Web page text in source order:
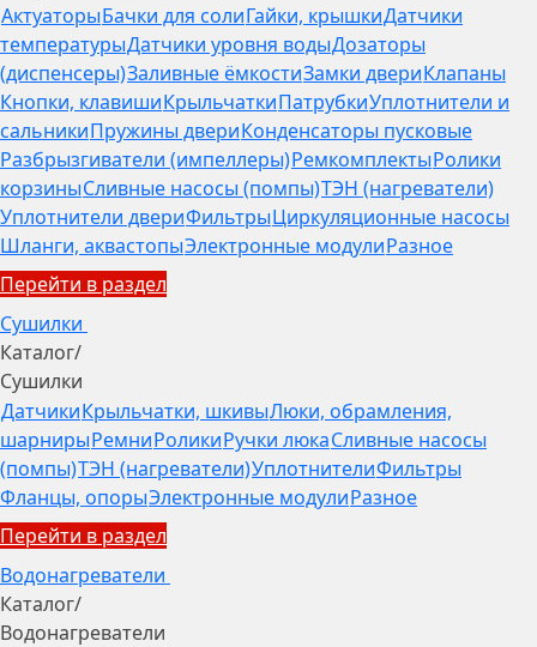
АктуаторыБачки для солиГайки, крышкиДатчики
температурыДатчики уровня водыДозаторы
(диспенсеры)Заливные ёмкостиЗамки двериКлапаны
Кнопки, клавишиКрыльчаткиПатрубкиУплотнители и
сальникиПружины двериКонденсаторы пусковые
Разбрызгиватели (импеллеры)РемкомплектыРолики
корзиныСливные насосы (помпы)ТЭН (нагреватели)
Уплотнители двериФильтрыЦиркуляционные насосы
Шланги, аквастопыЭлектронные модулиРазное
Перейти в раздел
Сушилки
Каталог/
Сушилки
ДатчикиКрыльчатки, шкивыЛюки, обрамления,
шарнирыРемниРоликиРучки люкаСливные насосы
(помпы)ТЭН (нагреватели)УплотнителиФильтры
Фланцы, опорыЭлектронные модулиРазное
Перейти в раздел
Водонагреватели
Каталог/
Водонагреватели